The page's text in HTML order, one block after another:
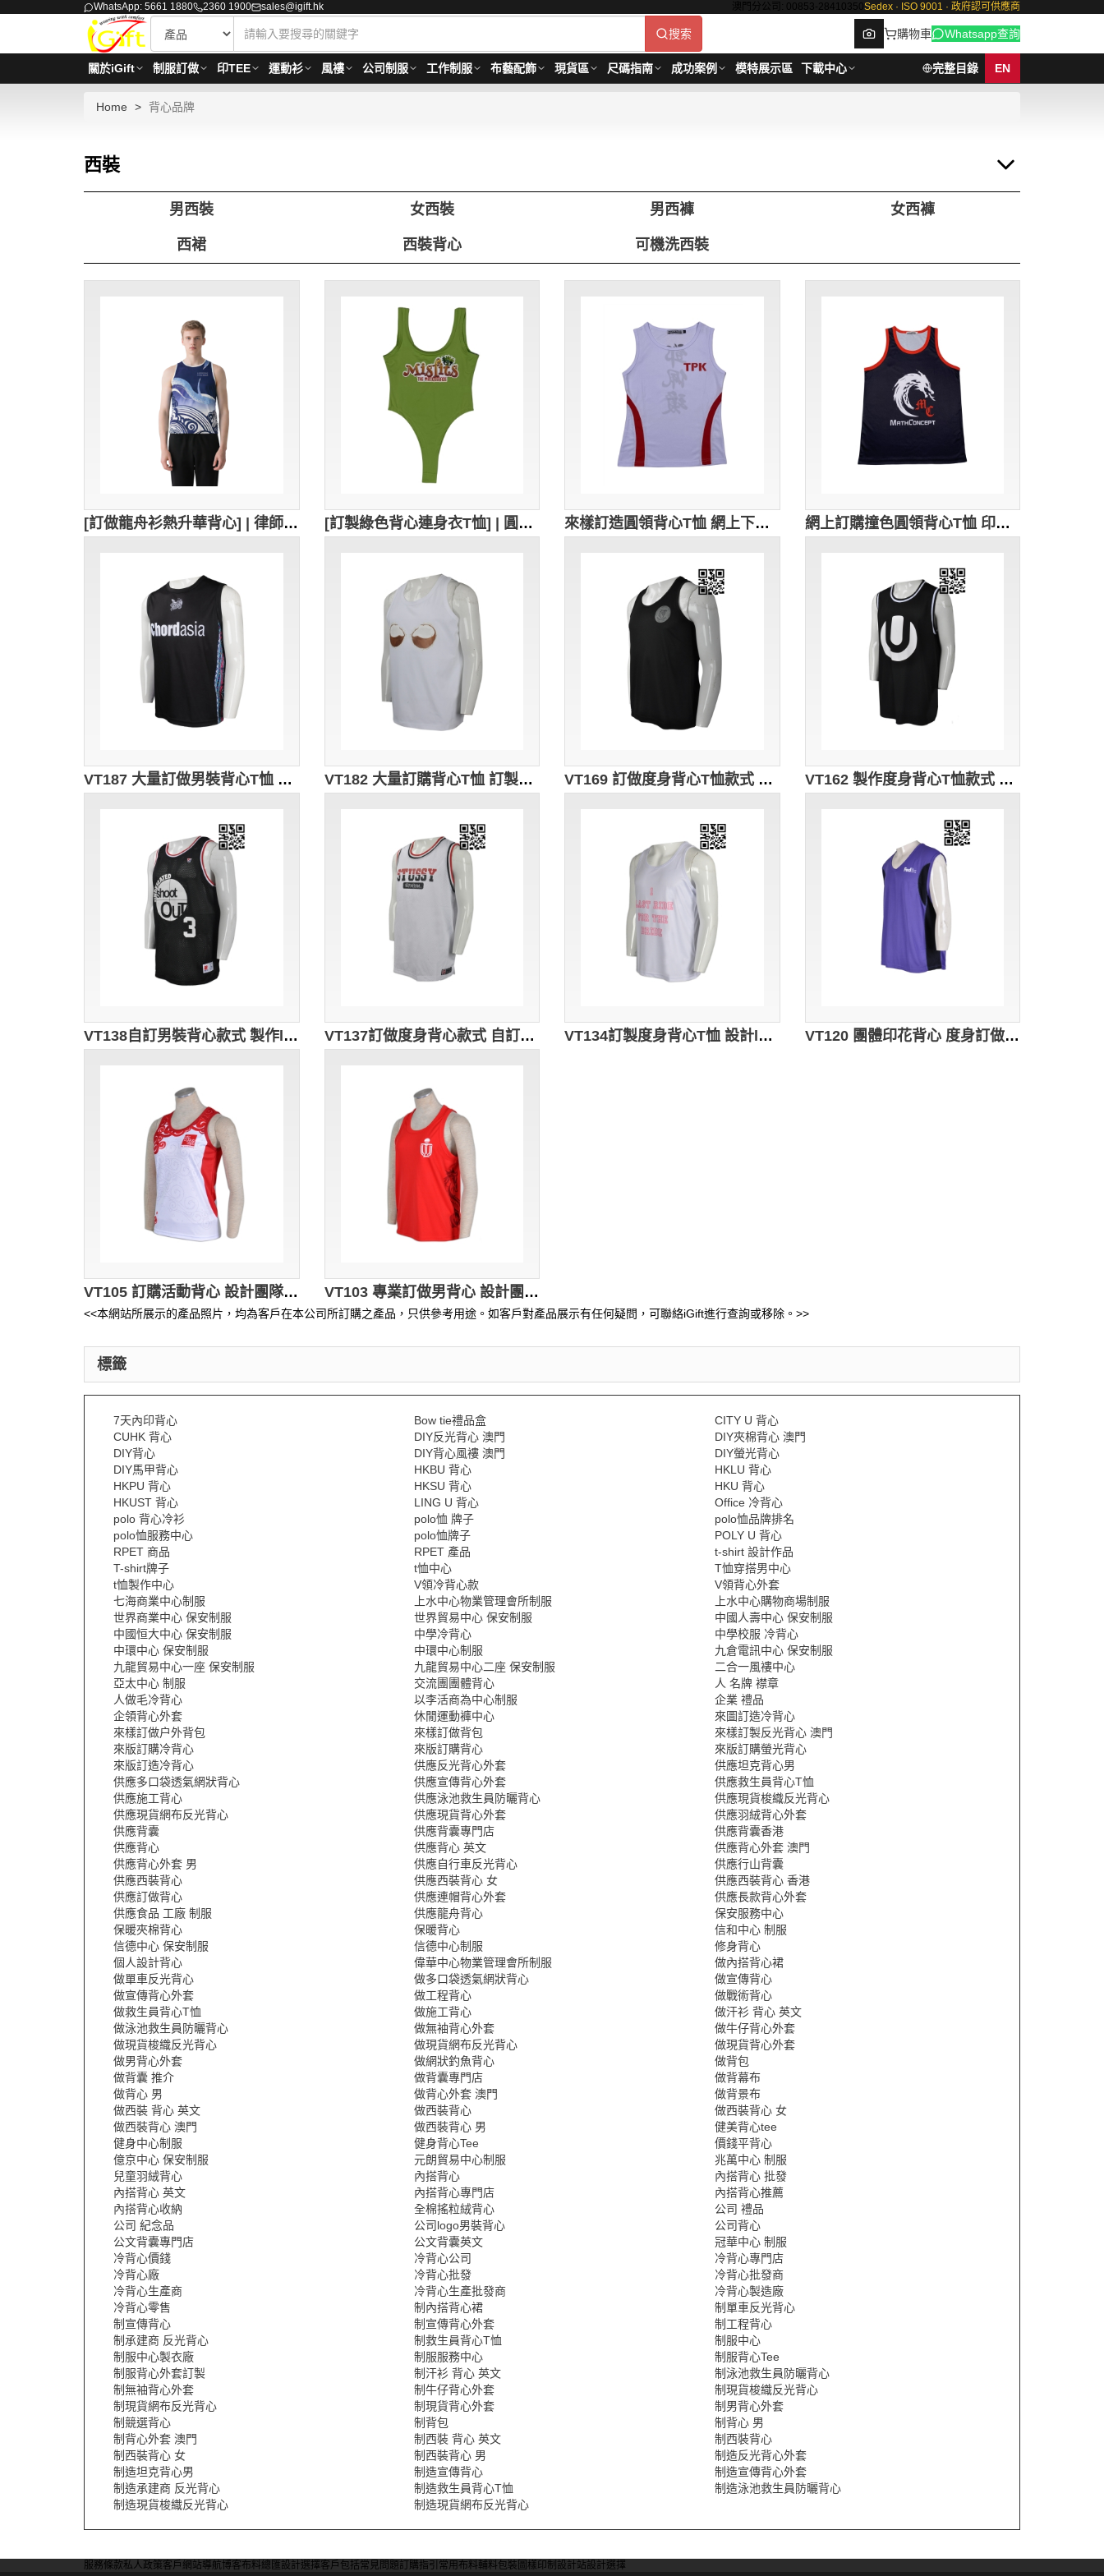
WhatsApp: 5661 1880 2360 1900 sales@igift.hk 澳門分公司: 00853-28410350 Sedex · ISO 9001 · 政府認可供應商
搜索 購物車 Whatsapp查詢
關於iGift 制服訂做 印TEE 運動衫 風褸 公司制服 工作制服 布藝配飾 現貨區 尺碼指南 成功案例 模特展示區 下載中心 完整目錄 EN
Home 背心品牌
西裝
男西裝 女西裝 男西褲 女西褲
西裙 西裝背心 可機洗西裝
[訂做龍舟衫熱升華背心] | 律師行龍舟比賽 | 龍舟競賽背心 | 龍舟隊 | 爬龍舟熱升華背心 VT322 [訂製綠色背心連身衣T恤] | 圓領吊帶背心連體T恤 | 個性化設計背心T恤 | 化妝舞會 | 女裝泳裝連體款 VT318 來樣訂造圓領背心T恤 網上下單背心T恤 自製logo款背心T恤 吸濕排汗 T恤生產商 校隊tee VT262 網上訂購撞色圓領背心T恤 印花logo 領口撞色 跑步背心T恤 math concept 數學思維教室 熱昇華 背心製造商 背心訂做 VT258
VT187 大量訂做男裝背心T恤 設計撞色款背心T恤 訂製 腰位花紋圖案 龍舟比賽背心T恤 專營店 龍舟衫 龍舟背心 龍舟隊衣 黑色 VT182 大量訂購背心T恤 訂製印花圖案款背心T恤 背心T恤供應商 白色 VT169 訂做度身背心T恤款式 自訂LOGO背心T恤款式 紀律部門 活動T恤 設計男裝背心T恤款式 背心T恤製造商 黑色 VT162 製作度身背心T恤款式 訂購LOGO背心T恤款式 澳門 酒吧 BAR宴會背心 自製背心T恤款式 背心T恤廠房 黑色 撞色白色領
VT138自訂男裝背心款式 製作logo背心款式 籃球球衫 訓練隊衫 訂印背心T恤款式 背心廠房 黑色 PINNY VT137訂做度身背心款式 自訂LOGO印花背心T恤款式 籃球球衫 訓練隊衫 設計背心款式 背心製衣廠 PINNY VT134訂製度身背心T恤 設計logo印花背心 自製背心T恤 背心T恤廠房 VT120 團體印花背心 度身訂做 快遞物流行業背心 廣告背心設計 背心香港公司 紫色 撞色黑色
VT105 訂購活動背心 設計團隊背心 自製背心批發商HK 白色 VT103 專業訂做男背心 設計團體運動背心 訂製背心公司HK 紅色
<<本網站所展示的產品照片，均為客戶在本公司所訂購之產品，只供參考用途。如客戶對產品展示有任何疑問，可聯絡iGift進行查詢或移除。>>
標籤
7天內印背心 Bow tie禮品盒
CITY U 背心
CUHK 背心
DIY反光背心 澳門
DIY夾棉背心 澳門
DIY背心
DIY背心風褸 澳門
DIY螢光背心
DIY馬甲背心
HKBU 背心
HKLU 背心
HKPU 背心
HKSU 背心
HKU 背心
HKUST 背心
LING U 背心
Office 冷背心
polo 背心冷衫
polo恤 牌子
polo恤品牌排名
polo恤服務中心
polo恤牌子
POLY U 背心
RPET 商品
RPET 產品
t-shirt 設計作品
T-shirt牌子
t恤中心
T恤穿搭男中心
t恤製作中心
V領冷背心款
V領背心外套
七海商業中心制服
上水中心物業管理會所制服
上水中心購物商場制服
世界商業中心 保安制服
世界貿易中心 保安制服
中國人壽中心 保安制服
中國恒大中心 保安制服
中學冷背心
中學校服 冷背心
中環中心 保安制服
中環中心制服
九倉電訊中心 保安制服
九龍貿易中心一座 保安制服
九龍貿易中心二座 保安制服
二合一風褸中心
亞太中心 制服
交流團團體背心
人 名牌 襟章
人做毛冷背心
以李活商為中心制服
企業 禮品
企領背心外套
休閒運動褲中心
來圖訂造冷背心
來樣訂做户外背包
來樣訂做背包
來樣訂製反光背心 澳門
來版訂購冷背心
來版訂購背心
來版訂購螢光背心
來版訂造冷背心
供應反光背心外套
供應坦克背心男
供應多口袋透氣網狀背心
供應宣傳背心外套
供應救生員背心T恤
供應施工背心
供應泳池救生員防曬背心
供應現貨梭織反光背心
供應現貨網布反光背心
供應現貨背心外套
供應羽絨背心外套
供應背囊
供應背囊專門店
供應背囊香港
供應背心
供應背心 英文
供應背心外套 澳門
供應背心外套 男
供應自行車反光背心
供應行山背囊
供應西裝背心
供應西裝背心 女
供應西裝背心 香港
供應訂做背心
供應連帽背心外套
供應長款背心外套
供應食品 工廠 制服
供應龍舟背心
保安服務中心
保暖夾棉背心
保暖背心
信和中心 制服
信德中心 保安制服
信德中心制服
修身背心
個人設計背心
偉華中心物業管理會所制服
做內搭背心裙
做單車反光背心
做多口袋透氣網狀背心
做宣傳背心
做宣傳背心外套
做工程背心
做戰術背心
做救生員背心T恤
做施工背心
做汗衫 背心 英文
做泳池救生員防曬背心
做無袖背心外套
做牛仔背心外套
做現貨梭織反光背心
做現貨網布反光背心
做現貨背心外套
做男背心外套
做網狀釣魚背心
做背包
做背囊 推介
做背囊專門店
做背幕布
做背心 男
做背心外套 澳門
做背景布
做西裝 背心 英文
做西裝背心
做西裝背心 女
做西裝背心 澳門
做西裝背心 男
健美背心tee
健身中心制服
健身背心Tee
價錢平背心
億京中心 保安制服
元朗貿易中心制服
兆萬中心 制服
兒童羽絨背心
內搭背心
內搭背心 批發
內搭背心 英文
內搭背心專門店
內搭背心推薦
內搭背心收納
全棉搖粒絨背心
公司 禮品
公司 紀念品
公司logo男裝背心
公司背心
公文背囊專門店
公文背囊英文
冠華中心 制服
冷背心價錢
冷背心公司
冷背心專門店
冷背心廠
冷背心批發
冷背心批發商
冷背心生產商
冷背心生產批發商
冷背心製造廠
冷背心零售
制內搭背心裙
制單車反光背心
制宣傳背心
制宣傳背心外套
制工程背心
制承建商 反光背心
制救生員背心T恤
制服中心
制服中心製衣廠
制服服務中心
制服背心Tee
制服背心外套訂製
制汗衫 背心 英文
制泳池救生員防曬背心
制無袖背心外套
制牛仔背心外套
制現貨梭織反光背心
制現貨網布反光背心
制現貨背心外套
制男背心外套
制競選背心
制背包
制背心 男
制背心外套 澳門
制西裝 背心 英文
制西裝背心
制西裝背心 女
制西裝背心 男
制造反光背心外套
制造坦克背心男
制造宣傳背心
制造宣傳背心外套
制造承建商 反光背心
制造救生員背心T恤
制造泳池救生員防曬背心
制造現貨梭織反光背心
制造現貨網布反光背心
服務條款私人政策客戶 網站導航博客布料總匯設計選擇客戶包括常見問題訂購指引 常用布料輔料包裝 圖樣印制 設計站設計選擇